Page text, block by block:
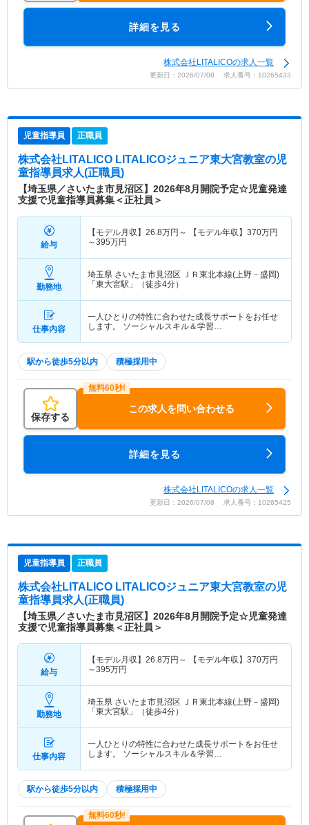
詳細を見る
株式会社LITALICOの求人一覧
更新日：2026/07/08 求人番号：10265433
児童指導員 正職員
株式会社LITALICO LITALICOジュニア東大宮教室の児
童指導員求人(正職員)
【埼玉県／さいたま市見沼区】2026年8月開院予定☆児童発達
支援で児童指導員募集＜正社員＞
給与
【モデル月収】 26.8万円～ 【モデル年収】 370万円
～395万円
勤務地
埼玉県 さいたま市見沼区 ＪＲ東北本線(上野－盛岡)
「東大宮駅」（徒歩4分）
仕事内容
一人ひとりの特性に合わせた成長サポートをお任せ
します。 ソーシャルスキル＆学習…
駅から徒歩5分以内 積極採用中
保存する
この求人を問い合わせる
詳細を見る
株式会社LITALICOの求人一覧
更新日：2026/07/08 求人番号：10265425
児童指導員 正職員
株式会社LITALICO LITALICOジュニア東大宮教室の児
童指導員求人(正職員)
【埼玉県／さいたま市見沼区】2026年8月開院予定☆児童発達
支援で児童指導員募集＜正社員＞
給与
【モデル月収】 26.8万円～ 【モデル年収】 370万円
～395万円
勤務地
埼玉県 さいたま市見沼区 ＪＲ東北本線(上野－盛岡)
「東大宮駅」（徒歩4分）
仕事内容
一人ひとりの特性に合わせた成長サポートをお任せ
します。 ソーシャルスキル＆学習…
駅から徒歩5分以内 積極採用中